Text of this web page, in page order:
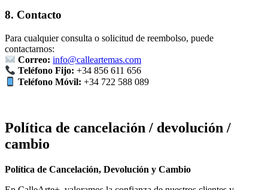
8. Contacto
Para cualquier consulta o solicitud de reembolso, puede
contactarnos:
Correo: info@calleartemas.com
Teléfono Fijo: +34 856 611 656
Teléfono Móvil: +34 722 588 089
Política de cancelación / devolución /
cambio
Política de Cancelación, Devolución y Cambio